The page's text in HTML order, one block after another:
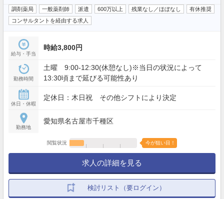
調剤薬局 一般薬剤師 派遣 600万以上 残業なし／ほぼなし
有休推奨
コンサルタントを経由する求人
給与・手当
時給3,800円
勤務時間
土曜 9:00-12:30(休憩なし)※当日の状況によって
13:30頃まで延びる可能性あり
休日・休暇
定休日：木日祝 その他シフトにより決定
勤務地
愛知県名古屋市千種区
閲覧状況 今が狙い目！
求人の詳細を見る
検討リスト（要ログイン）